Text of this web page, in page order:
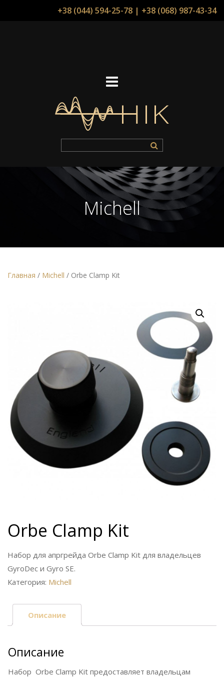
+38 (044) 594-25-78 | +38 (068) 987-43-34
Michell
Главная / Michell / Orbe Clamp Kit
Orbe Clamp Kit
Набор для апргрейда Orbe Clamp Kit для владельцев
GyroDec и Gyro SE.
Категория: Michell
Описание
Описание
Набор Orbe Clamp Kit предоставляет владельцам